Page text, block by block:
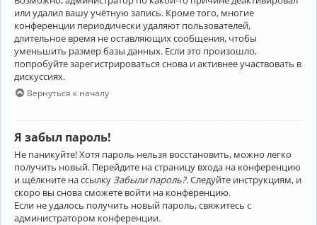
или удалил вашу учётную запись. Кроме того, многие
конференции периодически удаляют пользователей,
длительное время не оставляющих сообщения, чтобы
уменьшить размер базы данных. Если это произошло,
попробуйте зарегистрироваться снова и активнее участвовать в
дискуссиях.
Вернуться к началу
Я забыл пароль!
Не паникуйте! Хотя пароль нельзя восстановить, можно легко
получить новый. Перейдите на страницу входа на конференцию
и щёлкните на ссылку Забыли пароль?. Следуйте инструкциям, и
скоро вы снова сможете войти на конференцию.
Если не удалось получить новый пароль, свяжитесь с
администратором конференции.